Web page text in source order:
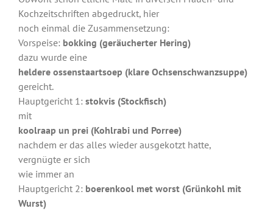
Kochzeitschriften abgedruckt, hier
noch einmal die Zusammensetzung:
Vorspeise: bokking (geräucherter Hering)
dazu wurde eine
heldere ossenstaartsoep (klare Ochsenschwanzsuppe)
gereicht.
Hauptgericht 1: stokvis (Stockfisch)
mit
koolraap un prei (Kohlrabi und Porree)
nachdem er das alles wieder ausgekotzt hatte,
vergnügte er sich
wie immer an
Hauptgericht 2: boerenkool met worst (Grünkohl mit
Wurst)